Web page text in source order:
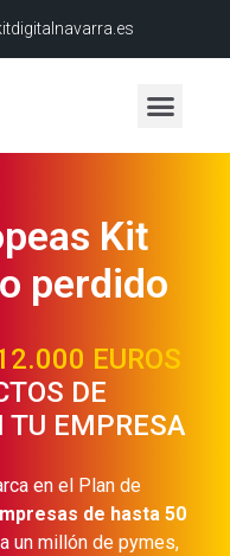
Kit
perdido
EUROS
DE
TU EMPRESA
en el Plan de
de hasta 50
un millón de pymes,